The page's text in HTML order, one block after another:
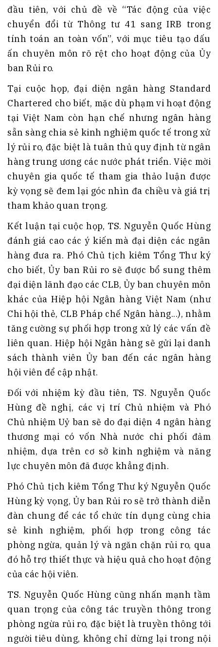
đầu tiên, với chủ đề về “Tác động của việc
chuyển đổi từ Thông tư 41 sang IRB trong
tính toán an toàn vốn”, với mục tiêu tạo dấu
ấn chuyên môn rõ rệt cho hoạt động của Ủy
ban Rủi ro.
Tại cuộc họp, đại diện ngân hàng Standard
Chartered cho biết, mặc dù phạm vi hoạt động
tại Việt Nam còn hạn chế nhưng ngân hàng
sẵn sàng chia sẻ kinh nghiệm quốc tế trong xử
lý rủi ro, đặc biệt là tuân thủ quy định từ ngân
hàng trung ương các nước phát triển. Việc mời
chuyên gia quốc tế tham gia thảo luận được
kỳ vọng sẽ đem lại góc nhìn đa chiều và giá trị
tham khảo quan trọng.
Kết luận tại cuộc họp, TS. Nguyễn Quốc Hùng
đánh giá cao các ý kiến mà đại diện các ngân
hàng đưa ra. Phó Chủ tịch kiêm Tổng Thư ký
cho biết, Ủy ban Rủi ro sẽ được bổ sung thêm
đại diện lãnh đạo các CLB, Ủy ban chuyên môn
khác của Hiệp hội Ngân hàng Việt Nam (như
Chi hội thẻ, CLB Pháp chế Ngân hàng...), nhằm
tăng cường sự phối hợp trong xử lý các vấn đề
liên quan. Hiệp hội Ngân hàng sẽ gửi lại danh
sách thành viên Ủy ban đến các ngân hàng
hội viên để cập nhật.
Đối với nhiệm kỳ đầu tiên, TS. Nguyễn Quốc
Hùng đề nghị, các vị trí Chủ nhiệm và Phó
Chủ nhiệm Uỷ ban sẽ do đại diện 4 ngân hàng
thương mại có vốn Nhà nước chi phối đảm
nhiệm, dựa trên cơ sở kinh nghiệm và năng
lực chuyên môn đã được khẳng định.
Phó Chủ tịch kiêm Tổng Thư ký Nguyễn Quốc
Hùng kỳ vọng, Ủy ban Rủi ro sẽ trở thành diễn
đàn chung để các tổ chức tín dụng cùng chia
sẻ kinh nghiệm, phối hợp trong công tác
phòng ngừa, quản lý và ngăn chặn rủi ro, qua
đó hỗ trợ thiết thực và hiệu quả cho hoạt động
của các hội viên.
TS. Nguyễn Quốc Hùng cũng nhấn mạnh tầm
quan trọng của công tác truyền thông trong
phòng ngừa rủi ro, đặc biệt là truyền thông tới
người tiêu dùng, không chỉ dừng lại trong nội